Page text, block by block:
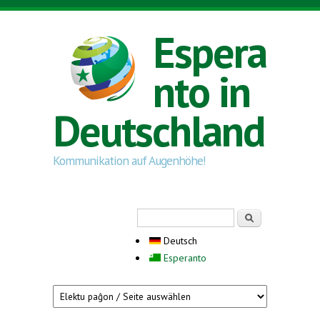
Direkt zum Inhalt
Espera
nto in
Deutschland
Kommunikation auf Augenhöhe!
Deutsch
Esperanto